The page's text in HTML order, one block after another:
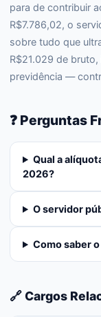
para de contribuir
R$7.786,02, o
sobre tudo que
R$21.029 de
previdência —
❓ Perguntas
Qual a
2026?
O servidor
Como saber
🔗 Cargos